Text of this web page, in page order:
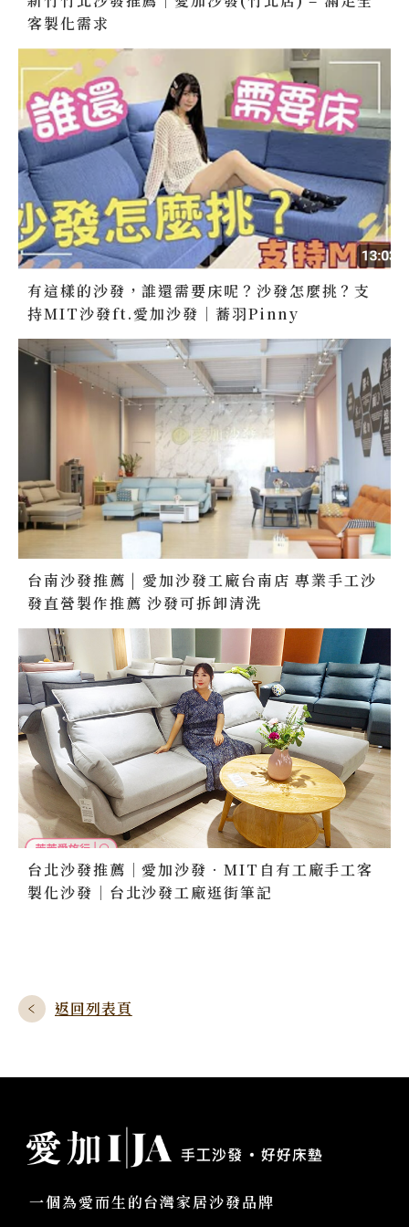
客製化需求
有這樣的沙發，誰還需要床呢？沙發怎麼挑？支
持MIT沙發ft.愛加沙發｜蕎羽Pinny
台南沙發推薦 | 愛加沙發工廠台南店 專業手工沙
發直營製作推薦 沙發可拆卸清洗
台北沙發推薦｜愛加沙發．MIT自有工廠手工客
製化沙發｜台北沙發工廠逛街筆記
返回列表頁
一個為愛而生的台灣家居沙發品牌